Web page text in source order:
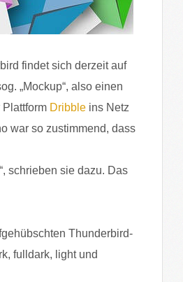
findet sich derzeit auf
„Mockup“, also einen
Dribble ins Netz
war so zustimmend, dass
schrieben sie dazu. Das
Thunderbird-
fulldark, light und